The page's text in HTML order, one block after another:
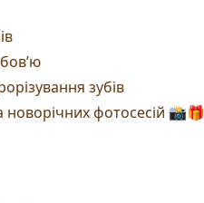
зубів
новорічних фотосесій 📸🎁